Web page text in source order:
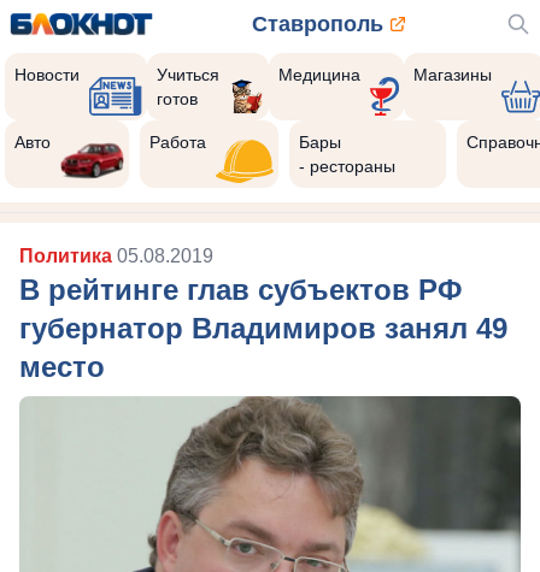
Ставрополь
Новости
Учиться
готов
Медицина Магазины
Авто Работа
Бары
- рестораны
Политика 05.08.2019
В рейтинге глав субъектов РФ
губернатор Владимиров занял 49
место